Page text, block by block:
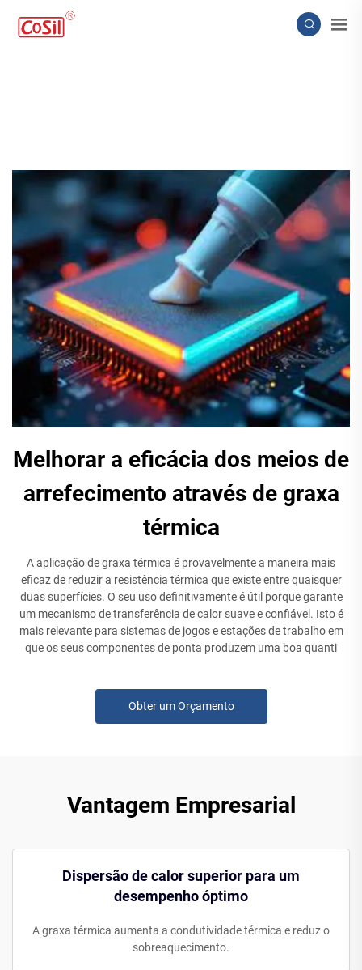
Melhorar a eficácia dos meios de
arrefecimento através de graxa
térmica
A aplicação de graxa térmica é provavelmente a maneira mais
eficaz de reduzir a resistência térmica que existe entre quaisquer
duas superfícies. O seu uso definitivamente é útil porque garante
um mecanismo de transferência de calor suave e confiável. Isto é
mais relevante para sistemas de jogos e estações de trabalho em
que os seus componentes de ponta produzem uma boa quanti
Obter um Orçamento
Vantagem Empresarial
Dispersão de calor superior para um
desempenho óptimo
A graxa térmica aumenta a condutividade térmica e reduz o
sobreaquecimento.